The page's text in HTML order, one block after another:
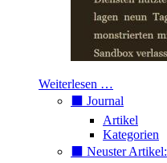
Weiterlesen …
⬛️ Journal
Artikel
Kategorien
⬛️ Neuster Artikel: